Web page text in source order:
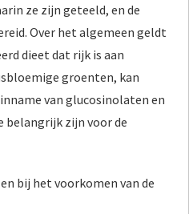
ze zijn geteeld, en de
Over het algemeen geldt
dieet dat rijk is aan
groenten, kan
van glucosinolaten en
belangrijk zijn voor de
bij het voorkomen van de